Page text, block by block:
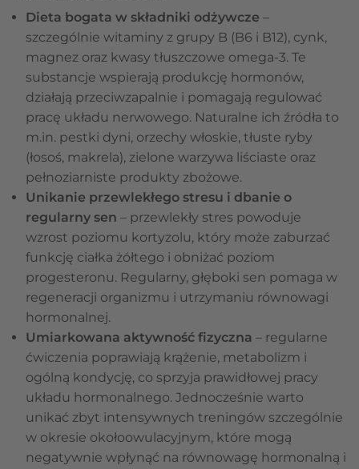
Dieta bogata w składniki odżywcze –
szczególnie witaminy z grupy B (B6 i B12), cynk,
magnez oraz kwasy tłuszczowe omega-3. Te
substancje wspierają produkcję hormonów,
działają przeciwzapalnie i pomagają regulować
pracę układu nerwowego. Naturalne ich źródła to
m.in. pestki dyni, orzechy włoskie, tłuste ryby
(łosoś, makrela), zielone warzywa liściaste oraz
pełnoziarniste produkty zbożowe.
Unikanie przewlekłego stresu i dbanie o
regularny sen – przewlekły stres powoduje
wzrost poziomu kortyzolu, który może zaburzać
funkcję ciałka żółtego i obniżać poziom
progesteronu. Regularny, głęboki sen pomaga w
regeneracji organizmu i utrzymaniu równowagi
hormonalnej.
Umiarkowana aktywność fizyczna – regularne
ćwiczenia poprawiają krążenie, metabolizm i
ogólną kondycję, co sprzyja prawidłowej pracy
układu hormonalnego. Jednocześnie warto
unikać zbyt intensywnych treningów szczególnie
w okresie okołoowulacyjnym, które mogą
negatywnie wpłynąć na równowagę hormonalną i